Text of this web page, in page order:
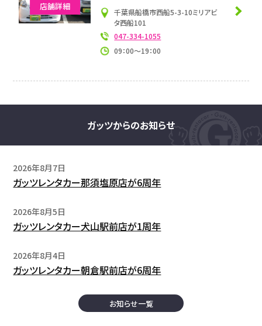
千葉県船橋市西船5-3-10ミリアビ
タ西船101
047-334-1055
09：00～19：00
店舗詳細
ガッツからのお知らせ
2026年8月7日
ガッツレンタカー那須塩原店が6周年
2026年8月5日
ガッツレンタカー犬山駅前店が1周年
2026年8月4日
ガッツレンタカー朝倉駅前店が6周年
お知らせ一覧